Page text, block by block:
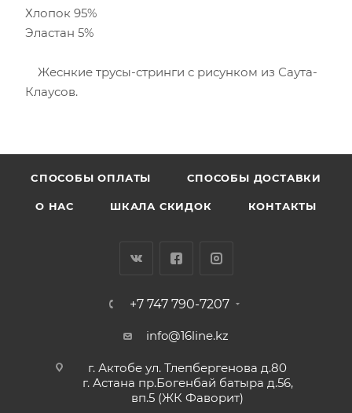
Хлопок 95%
Эластан 5%
Жеснкие трусы-стринги с рисунком из Саута-
Клаусов.
CПОСОБЫ ОПЛАТЫ СПОСОБЫ ДОСТАВКИ
О НАС ШКАЛА СКИДОК КОНТАКТЫ
+7 747 790-7207
info@16line.kz
г. Актобе ул. Тлепбергенова д.80
г. Астана пр.Богенбай батыра д.56,
вп.5 (ЖК Фаворит)